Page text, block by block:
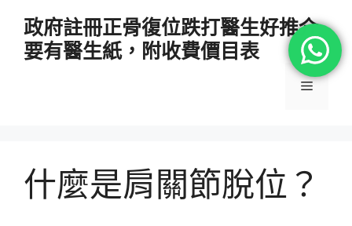
政府註冊正骨復位跌打醫生好推介
要有醫生紙，附收費價目表
選
什麼是肩關節脫位？